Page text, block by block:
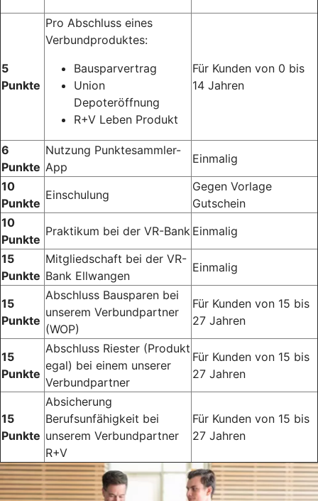
5
Punkte
Pro Abschluss eines
Verbundproduktes:
Bausparvertrag
Union
Depoteröffnung
R+V Leben Produkt
Für Kunden von 0 bis
14 Jahren
6
Punkte
Nutzung Punktesammler-
App
Einmalig
10
Punkte
Einschulung
Gegen Vorlage
Gutschein
10
Punkte
Praktikum bei der VR-Bank Einmalig
15
Punkte
Mitgliedschaft bei der VR-
Bank Ellwangen
Einmalig
15
Punkte
Abschluss Bausparen bei
unserem Verbundpartner
(WOP)
Für Kunden von 15 bis
27 Jahren
15
Punkte
Abschluss Riester (Produkt
egal) bei einem unserer
Verbundpartner
Für Kunden von 15 bis
27 Jahren
15
Punkte
Absicherung
Berufsunfähigkeit bei
unserem Verbundpartner
R+V
Für Kunden von 15 bis
27 Jahren